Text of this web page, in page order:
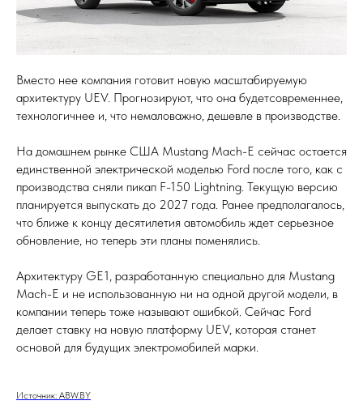
Вместо нее компания готовит новую масштабируемую
архитектуру UEV. Прогнозируют, что она будетсовременнее,
технологичнее и, что немаловажно, дешевле в производстве.
На домашнем рынке США Mustang Mach-E сейчас остается
единственной электрической моделью Ford после того, как с
производства сняли пикап F-150 Lightning. Текущую версию
планируется выпускать до 2027 года. Ранее предполагалось,
что ближе к концу десятилетия автомобиль ждет серьезное
обновление, но теперь эти планы поменялись.
Архитектуру GE1, разработанную специально для Mustang
Mach-E и не использованную ни на одной другой модели, в
компании теперь тоже называют ошибкой. Сейчас Ford
делает ставку на новую платформу UEV, которая станет
основой для будущих электромобилей марки.
Источник: ABW.BY